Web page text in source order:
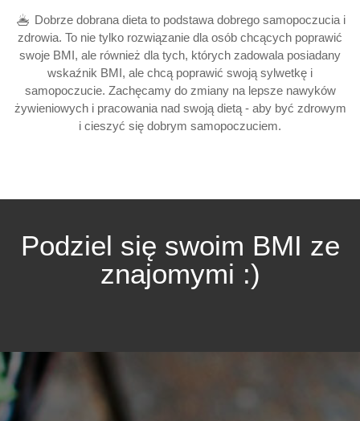
Dobrze dobrana dieta to podstawa dobrego samopoczucia i
zdrowia. To nie tylko rozwiązanie dla osób chcących poprawić
swoje BMI, ale również dla tych, których zadowala posiadany
wskaźnik BMI, ale chcą poprawić swoją sylwetkę i
samopoczucie. Zachęcamy do zmiany na lepsze nawyków
żywieniowych i pracowania nad swoją dietą - aby być zdrowym
i cieszyć się dobrym samopoczuciem.
Podziel się swoim BMI ze
znajomymi :)